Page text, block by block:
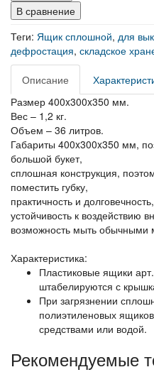
В сравнение
Теги: Ящик сплошной, для
дефростация, складское
Описание
Размер 400x300x350 мм.
Вес – 1,2 кг.
Объем – 36 литров.
Габариты 400x300x350 мм,
большой букет,
сплошная конструкция,
поместить губку,
практичность и долговечность,
устойчивость к воздействию
возможность мыть
Характеристика:
Пластиковые ящики
штабелируются с
При загрязнении
полиэтиленовых
средствами или водой.
Рекомендуемые